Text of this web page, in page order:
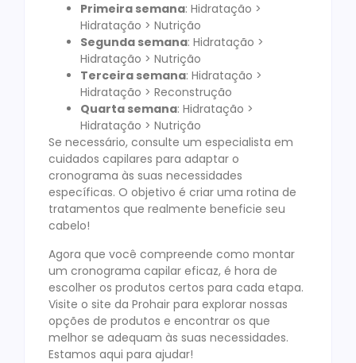
Primeira semana: Hidratação >
Hidratação > Nutrição
Segunda semana: Hidratação >
Hidratação > Nutrição
Terceira semana: Hidratação >
Hidratação > Reconstrução
Quarta semana: Hidratação >
Hidratação > Nutrição
Se necessário, consulte um especialista em
cuidados capilares para adaptar o
cronograma às suas necessidades
específicas. O objetivo é criar uma rotina de
tratamentos que realmente beneficie seu
cabelo!
Agora que você compreende como montar
um cronograma capilar eficaz, é hora de
escolher os produtos certos para cada etapa.
Visite o site da Prohair para explorar nossas
opções de produtos e encontrar os que
melhor se adequam às suas necessidades.
Estamos aqui para ajudar!